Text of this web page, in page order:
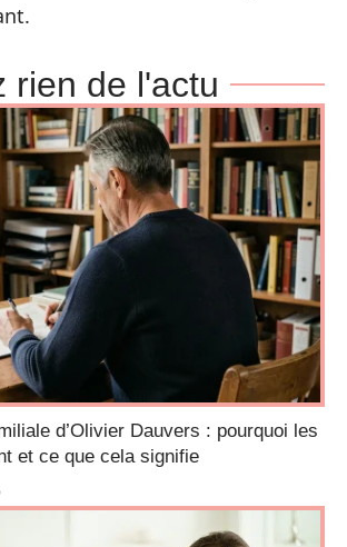
rien de l'actu
d’Olivier Dauvers : pourquoi les
et ce que cela signifie